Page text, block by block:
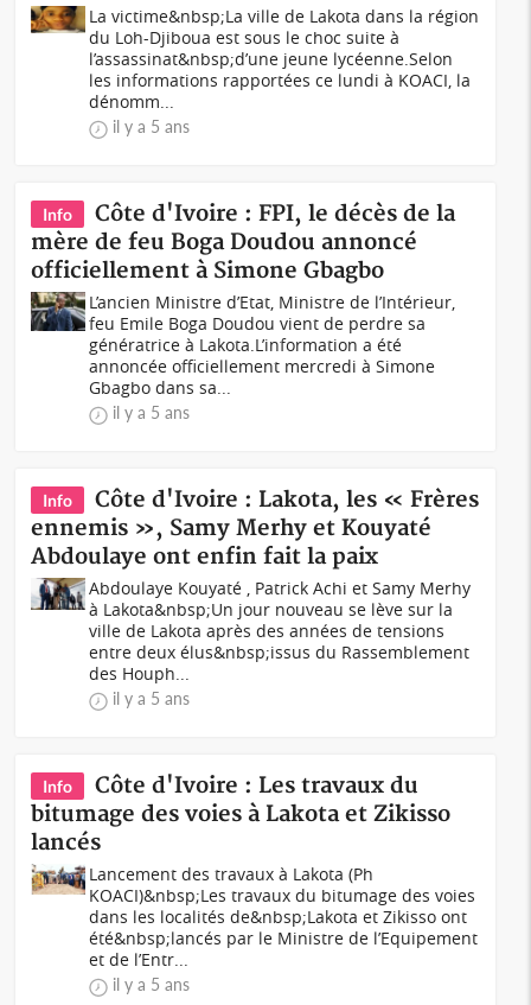
La victime&nbsp;La ville de Lakota dans la région
du Loh-Djiboua est sous le choc suite à
l’assassinat&nbsp;d’une jeune lycéenne.Selon
les informations rapportées ce lundi à KOACI, la
dénomm...
il y a 5 ans
Info
Côte d'Ivoire : FPI, le décès de la
mère de feu Boga Doudou annoncé
officiellement à Simone Gbagbo
L’ancien Ministre d’Etat, Ministre de l’Intérieur,
feu Emile Boga Doudou vient de perdre sa
génératrice à Lakota.L’information a été
annoncée officiellement mercredi à Simone
Gbagbo dans sa...
il y a 5 ans
Info
Côte d'Ivoire : Lakota, les « Frères
ennemis », Samy Merhy et Kouyaté
Abdoulaye ont enfin fait la paix
Abdoulaye Kouyaté , Patrick Achi et Samy Merhy
à Lakota&nbsp;Un jour nouveau se lève sur la
ville de Lakota après des années de tensions
entre deux élus&nbsp;issus du Rassemblement
des Houph...
il y a 5 ans
Info
Côte d'Ivoire : Les travaux du
bitumage des voies à Lakota et Zikisso
lancés
Lancement des travaux à Lakota (Ph
KOACI)&nbsp;Les travaux du bitumage des voies
dans les localités de&nbsp;Lakota et Zikisso ont
été&nbsp;lancés par le Ministre de l’Equipement
et de l’Entr...
il y a 5 ans